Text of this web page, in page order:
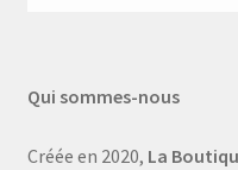
Qui sommes-nous
Créée en 2020, La